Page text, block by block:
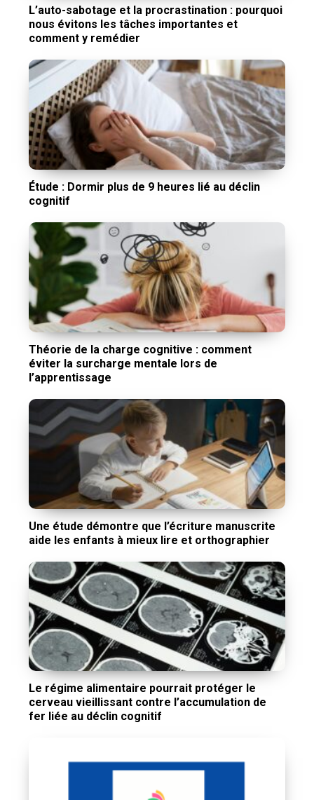
L’auto-sabotage et la procrastination : pourquoi
nous évitons les tâches importantes et
comment y remédier
Étude : Dormir plus de 9 heures lié au déclin
cognitif
Théorie de la charge cognitive : comment
éviter la surcharge mentale lors de
l’apprentissage
Une étude démontre que l’écriture manuscrite
aide les enfants à mieux lire et orthographier
Le régime alimentaire pourrait protéger le
cerveau vieillissant contre l’accumulation de
fer liée au déclin cognitif